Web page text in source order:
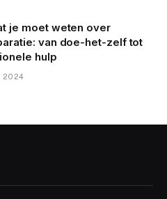
je moet weten over
van doe-het-zelf tot
hulp
2024